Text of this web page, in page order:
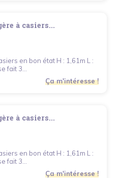
à casiers...
en bon état H : 1,61m L :
fait 3...
Ça m'intéresse !
à casiers...
en bon état H : 1,61m L :
fait 3...
Ça m'intéresse !